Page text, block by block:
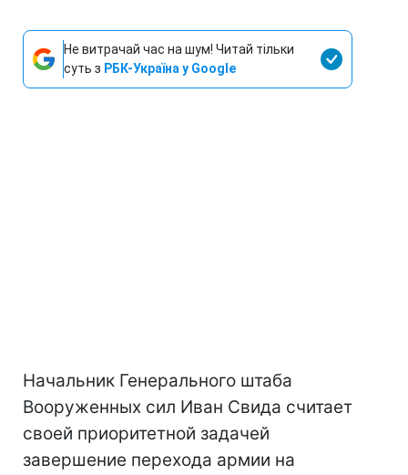
Не витрачай час на шум! Читай тільки
суть з РБК-Україна у Google
Начальник Генерального штаба
Вооруженных сил Иван Свида считает
своей приоритетной задачей
завершение перехода армии на